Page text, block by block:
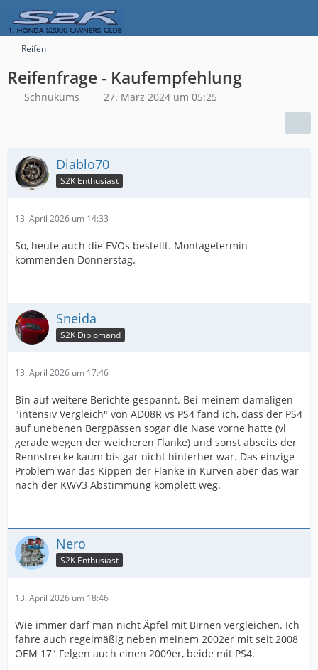
Reifen
Reifenfrage - Kaufempfehlung
Schnukums 27. März 2024 um 05:25
Diablo70
S2K Enthusiast
13. April 2026 um 14:33
So, heute auch die EVOs bestellt. Montagetermin
kommenden Donnerstag.
Sneida
S2K Diplomand
13. April 2026 um 17:46
Bin auf weitere Berichte gespannt. Bei meinem damaligen
"intensiv Vergleich" von AD08R vs PS4 fand ich, dass der PS4
auf unebenen Bergpässen sogar die Nase vorne hatte (vl
gerade wegen der weicheren Flanke) und sonst abseits der
Rennstrecke kaum bis gar nicht hinterher war. Das einzige
Problem war das Kippen der Flanke in Kurven aber das war
nach der KWV3 Abstimmung komplett weg.
Nero
S2K Enthusiast
13. April 2026 um 18:46
Wie immer darf man nicht Äpfel mit Birnen vergleichen. Ich
fahre auch regelmäßig neben meinem 2002er mit seit 2008
OEM 17" Felgen auch einen 2009er, beide mit PS4.